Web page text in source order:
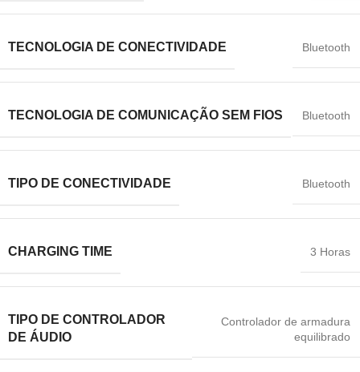
TECNOLOGIA DE CONECTIVIDADE Bluetooth
TECNOLOGIA DE COMUNICAÇÃO SEM FIOS Bluetooth
TIPO DE CONECTIVIDADE Bluetooth
CHARGING TIME 3 Horas
TIPO DE CONTROLADOR
DE ÁUDIO
Controlador de armadura
equilibrado